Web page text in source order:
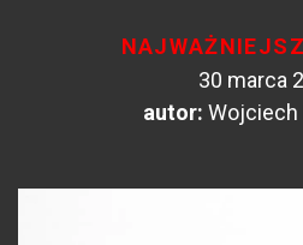
30 marca
autor: Wojciech